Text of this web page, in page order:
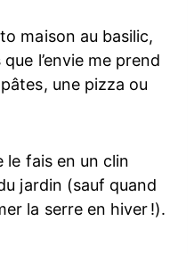
maison au basilic,
l’envie me prend
une pizza ou
le fais en un clin
jardin (sauf quand
la serre en hiver !).